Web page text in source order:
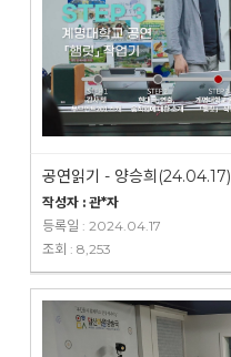
공연읽기 - 양승희(24.04.17)
작성자 : 관*자
등록일 : 2024.04.17
조회 : 8,253